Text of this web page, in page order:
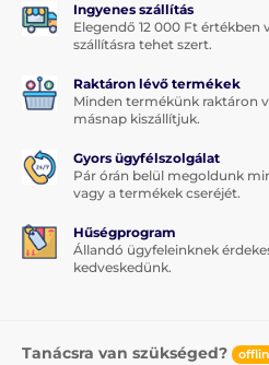
eltakarja a karcolásokata
A Xiaomi Poco M3 edzett
réteggel van bevonva, amely
szennyeződésmenteslesz,
megtapadnak rajta.
Mindezen nagyszerű
Ingyenes szállítás
Elegendő 12 000 Ft értékben
szállításra tehet szert.
Raktáron lévő termékek
Minden termékünk raktáron
másnap kiszállítjuk.
Gyors ügyfélszolgálat
Pár órán belül megoldunk
vagy a termékek cseréjét.
Hűségprogram
Állandó ügyfeleinknek
kedveskedünk.
Tanácsra van szükséged?